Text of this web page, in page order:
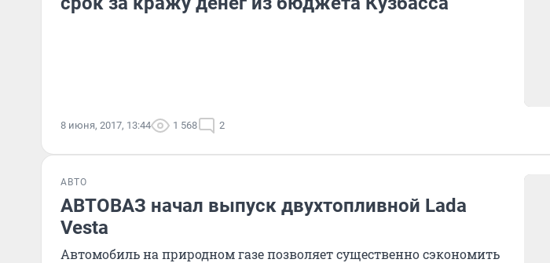
8 июня, 2017, 13:44 1 568 2
АВТО
АВТОВАЗ начал выпуск двухтопливной Lada
Vesta
Автомобиль на природном газе позволяет существенно сэкономить